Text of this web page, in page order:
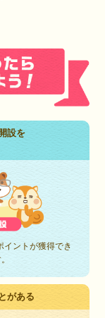
設を
イントが獲得でき
がある